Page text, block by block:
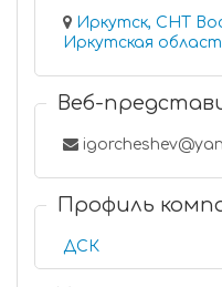
Иркутск, СНТ
Иркутская
Веб-
Профиль
ДСК